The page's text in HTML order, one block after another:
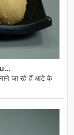
जा रहे हैं आटे के